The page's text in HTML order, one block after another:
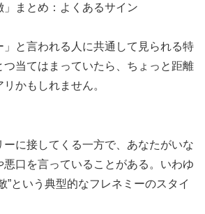
まとめ：よくあるサイン
」と言われる人に共通して見られる特
つ当てはまっていたら、ちょっと距離
かもしれません。
ーに接してくる一方で、あなたがいな
悪口を言っていることがある。いわゆ
”という典型的なフレネミーのスタイ